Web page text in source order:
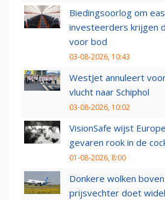
Biedingsoorlog om
investeerders krijgen
voor bod
03-08-2026, 10:43
WestJet annuleert
vlucht naar Schiphol
03-08-2026, 10:02
VisionSafe wijst
gevaren rook in de
01-08-2026, 8:00
Donkere wolken
prijsvechter doet